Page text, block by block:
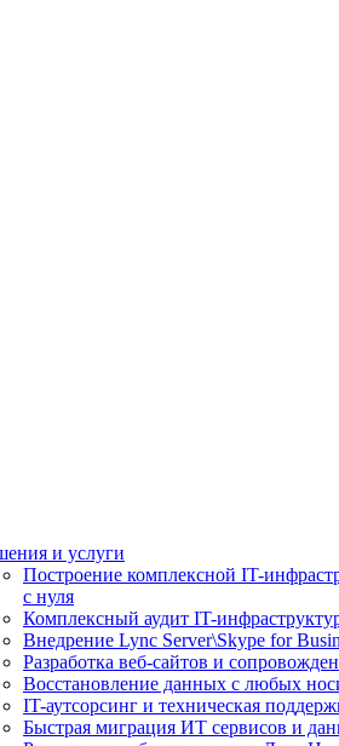
и услуги
Построение комплексной IT-
с нуля
Комплексный аудит IT-
Внедрение Lync Server\Skype for
Разработка веб-сайтов и
Восстановление данных с любых
IT-аутсорсинг и техническая
Быстрая миграция ИТ сервисов и